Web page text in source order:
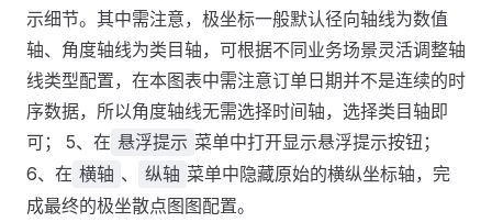
示细节。其中需注意，极坐标一般默认径向轴线为数值
轴、角度轴线为类目轴，可根据不同业务场景灵活调整轴
线类型配置，在本图表中需注意订单日期并不是连续的时
序数据，所以角度轴线无需选择时间轴，选择类目轴即
可； 5、在 悬浮提示 菜单中打开显示悬浮提示按钮；
6、在 横轴 、 纵轴 菜单中隐藏原始的横纵坐标轴，完
成最终的极坐散点图图配置。